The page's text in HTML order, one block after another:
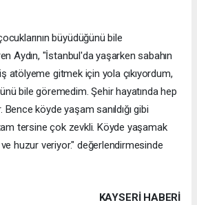
büyüdüğünü bile
Aydın, "İstanbul'da yaşarken sabahın
iş atölyeme gitmek için yola çıkıyordum,
bile göremedim. Şehir hayatında hep
köyde yaşam sanıldığı gibi
tersine çok zevkli. Köyde yaşamak
huzur veriyor." değerlendirmesinde
KAYSERI HABERİ